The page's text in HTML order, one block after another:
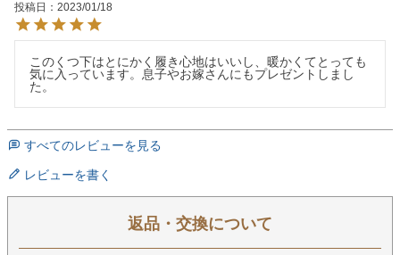
投稿日
2023/01/18
このくつ下はとにかく履き心地はいいし、暖かくてとっても
気に入っています。息子やお嫁さんにもプレゼントしまし
た。
すべてのレビューを見る
レビューを書く
返品・交換について